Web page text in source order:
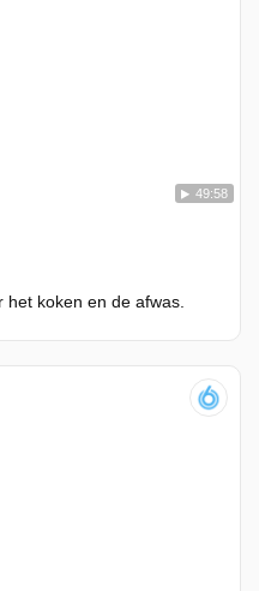
49:58
koken en de afwas.